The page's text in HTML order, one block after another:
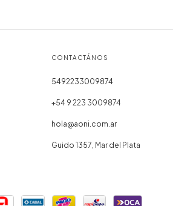
CONTACTÁNOS
5492233009874
+54 9 223 3009874
hola@aoni.com.ar
Guido 1357, Mar del Plata